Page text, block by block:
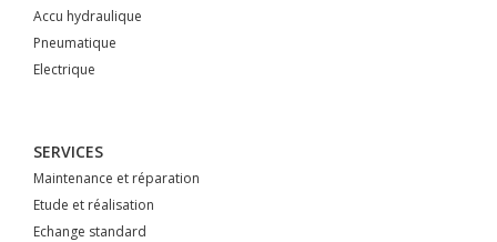
Accu hydraulique
Pneumatique
Electrique
SERVICES
Maintenance et réparation
Etude et réalisation
Echange standard